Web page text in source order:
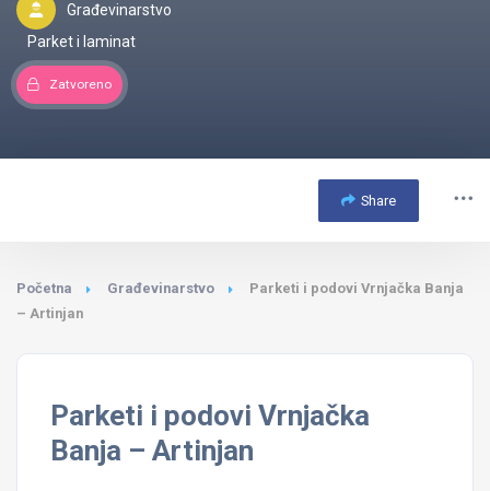
Građevinarstvo
Parket i laminat
Zatvoreno
Share
Početna Građevinarstvo
Parketi i podovi Vrnjačka Banja
– Artinjan
Parketi i podovi Vrnjačka
Banja – Artinjan